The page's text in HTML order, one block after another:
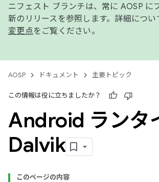
ニフェスト ブランチは、常に AOSP に
新のリリースを参照します。詳細につい
変更点をご覧ください。
AOSP ドキュメント 主要トピック
この情報は役に立ちましたか？
Android ランタ
Dalvik
このページの内容